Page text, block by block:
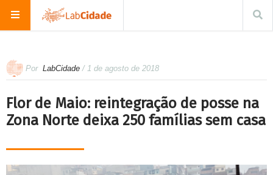
Por LabCidade / 1 de agosto de 2018
Flor de Maio: reintegração de posse na
Zona Norte deixa 250 famílias sem casa